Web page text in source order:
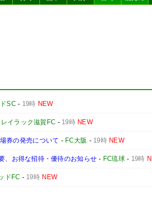
SC- 19時 NEW
レイラック滋賀FC - 19時 NEW
券の発売について - FC大阪 - 19時 NEW
、お得な招待・優待のお知らせ - FC琉球- 19時
ドFC - 19時 NEW